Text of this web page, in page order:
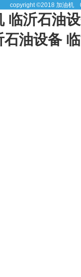
copyright ©2018 加油机
临沂石油
石油设备